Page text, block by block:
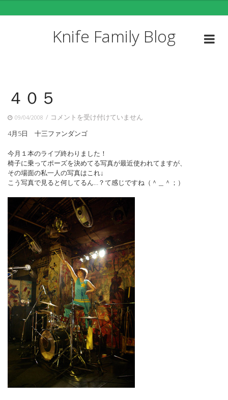
to
Knife Family Blog
４０５
09/04/2008 / ４
５
コメントを受け付けていません
4月5日 十三ファンダンゴ
今月１本のライブ終わりました！
椅子に乗ってポーズを決めてる写真が最近使われてますが、
その場面の私一人の写真はこれ↓
こう写真で見ると何してるん…？て感じですね（＾＿＾；）